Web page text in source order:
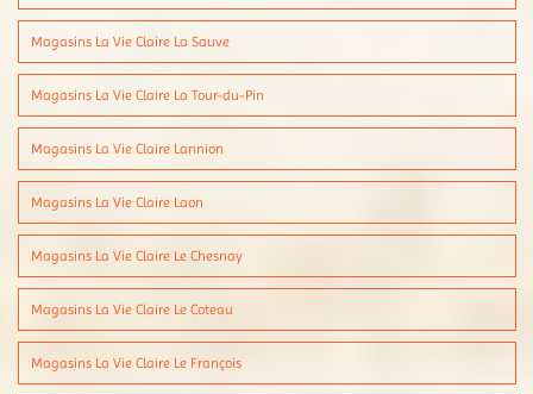
Magasins La Vie Claire La Sauve
Magasins La Vie Claire La Tour-du-Pin
Magasins La Vie Claire Lannion
Magasins La Vie Claire Laon
Magasins La Vie Claire Le Chesnay
Magasins La Vie Claire Le Coteau
Magasins La Vie Claire Le François